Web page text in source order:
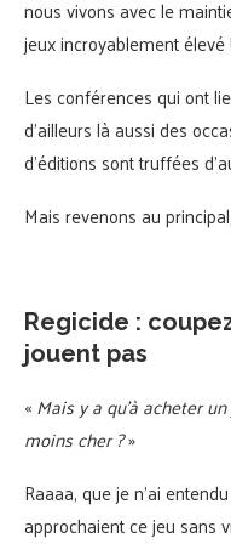
nous vivons avec le
jeux incroyablement élevé !
Les conférences qui ont
d’ailleurs là aussi des
d’éditions sont truffées
Mais revenons au
Regicide :
jouent pas
«Mais y a qu’à acheter
moins cher ?»
Raaaa, que je n’ai
approchaient ce jeu sans